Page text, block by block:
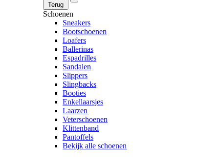
Terug
Schoenen
Sneakers
Bootschoenen
Loafers
Ballerinas
Espadrilles
Sandalen
Slippers
Slingbacks
Booties
Enkellaarsjes
Laarzen
Veterschoenen
Klittenband
Pantoffels
Bekijk alle schoenen